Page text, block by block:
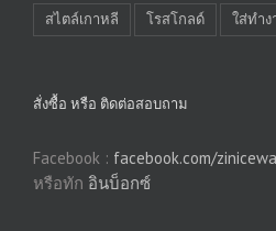
สไตล์เกาหลี
โรสโกลด์ ใส่ทำง
สั่งซื้อ หรือ ติดต่อสอบถาม
Facebook : facebook.com/
หรือทัก อินบ็อกซ์